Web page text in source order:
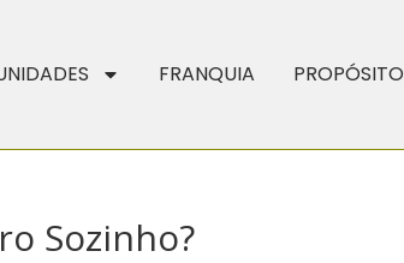
FRANQUIA PROPÓSITO
Sozinho?